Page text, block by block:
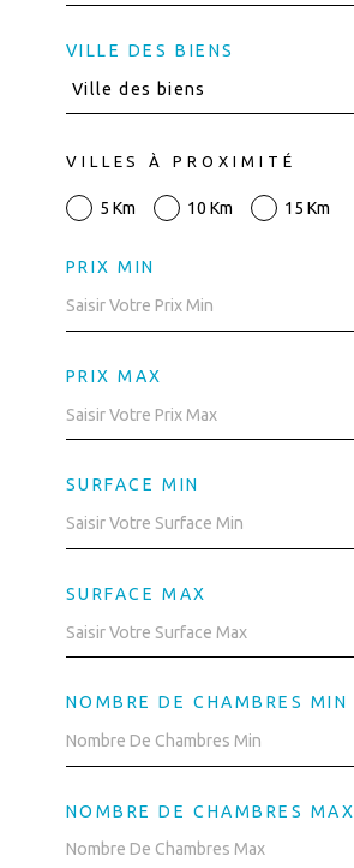
VILLE DES BIENS
Ville des biens
VILLES À PROXIMITÉ
5 Km 10 Km 15 Km
PRIX MIN
PRIX MAX
SURFACE MIN
SURFACE MAX
NOMBRE DE CHAMBRES MIN
NOMBRE DE CHAMBRES MAX